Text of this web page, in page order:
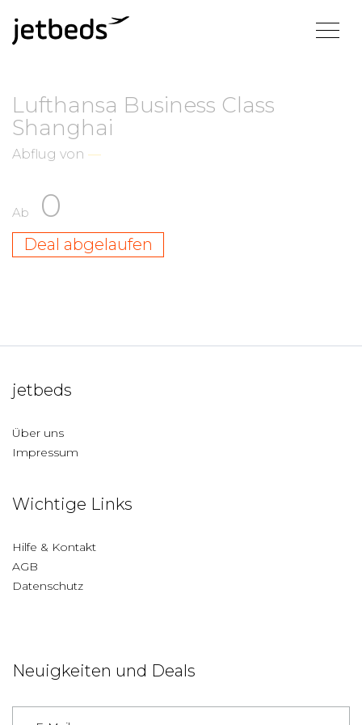
Lufthansa Business Class
Shanghai
Abflug von —
Ab 0
Deal abgelaufen
jetbeds
Über uns
Impressum
Wichtige Links
Hilfe & Kontakt
AGB
Datenschutz
Neuigkeiten und Deals